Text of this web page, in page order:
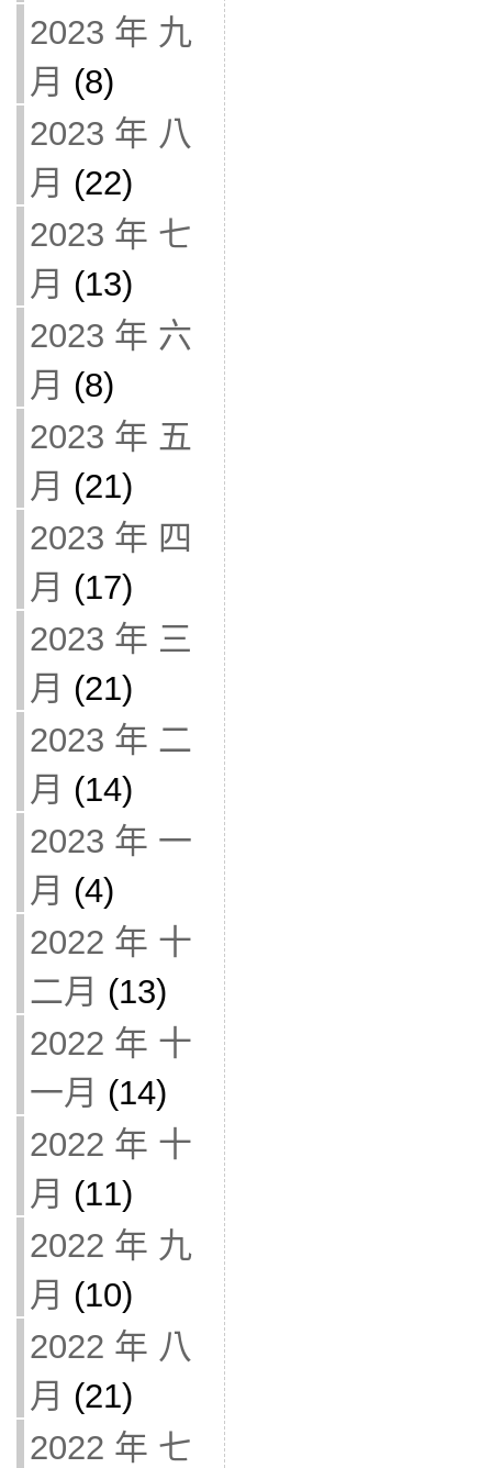
2023 年 九
月 (8)
2023 年 八
月 (22)
2023 年 七
月 (13)
2023 年 六
月 (8)
2023 年 五
月 (21)
2023 年 四
月 (17)
2023 年 三
月 (21)
2023 年 二
月 (14)
2023 年 一
月 (4)
2022 年 十
二月 (13)
2022 年 十
一月 (14)
2022 年 十
月 (11)
2022 年 九
月 (10)
2022 年 八
月 (21)
2022 年 七